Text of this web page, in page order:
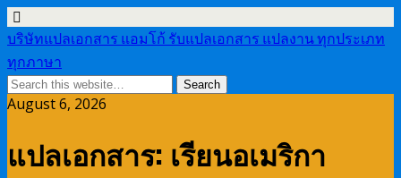
บริษัทแปลเอกสาร แอมโก้ รับแปลเอกสาร แปลงาน ทุกประเภท
ทุกภาษา
August 6, 2026
แปลเอกสาร: เรียนอเมริกา